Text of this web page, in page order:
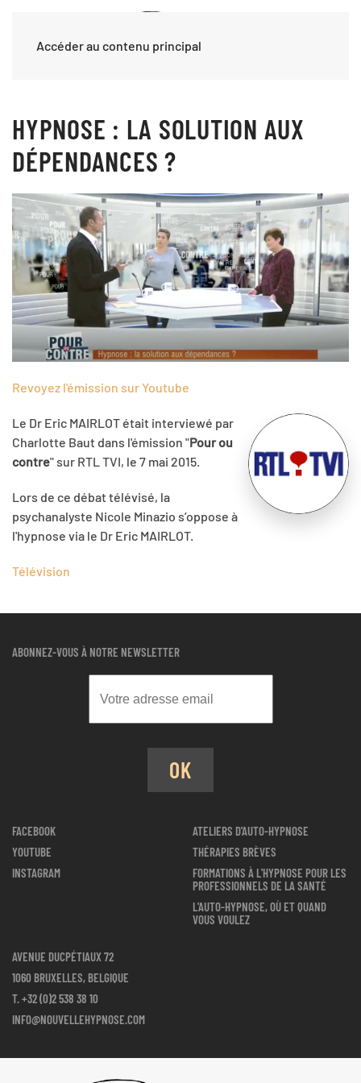
Accéder au contenu principal
HYPNOSE : LA SOLUTION AUX
DÉPENDANCES ?
Revoyez l'émission sur Youtube
Le Dr Eric MAIRLOT était interviewé par
Charlotte Baut dans l'émission "Pour ou
contre" sur RTL TVI, le 7 mai 2015.
Lors de ce débat télévisé, la
psychanalyste Nicole Minazio s’oppose à
l'hypnose via le Dr Eric MAIRLOT.
Télévision
ABONNEZ-VOUS À NOTRE NEWSLETTER
OK
FACEBOOK
YOUTUBE
INSTAGRAM
ATELIERS D'AUTO-HYPNOSE
THÉRAPIES BRÈVES
FORMATIONS À L'HYPNOSE POUR LES
PROFESSIONNELS DE LA SANTÉ
L'AUTO-HYPNOSE, OÙ ET QUAND
VOUS VOULEZ
AVENUE DUCPÉTIAUX 72
1060 BRUXELLES, BELGIQUE
T.+32 (0)2 538 38 10
INFO@NOUVELLEHYPNOSE.COM